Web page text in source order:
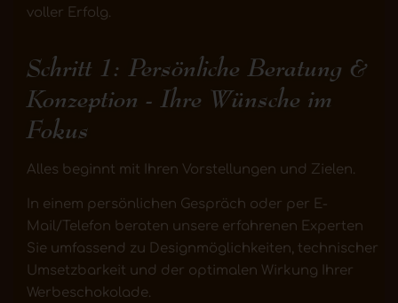
voller Erfolg.
Schritt 1: Persönliche Beratung &
Konzeption - Ihre Wünsche im
Fokus
Alles beginnt mit Ihren Vorstellungen und Zielen.
In einem persönlichen Gespräch oder per E-
Mail/Telefon beraten unsere erfahrenen Experten
Sie umfassend zu Designmöglichkeiten, technischer
Umsetzbarkeit und der optimalen Wirkung Ihrer
Werbeschokolade.